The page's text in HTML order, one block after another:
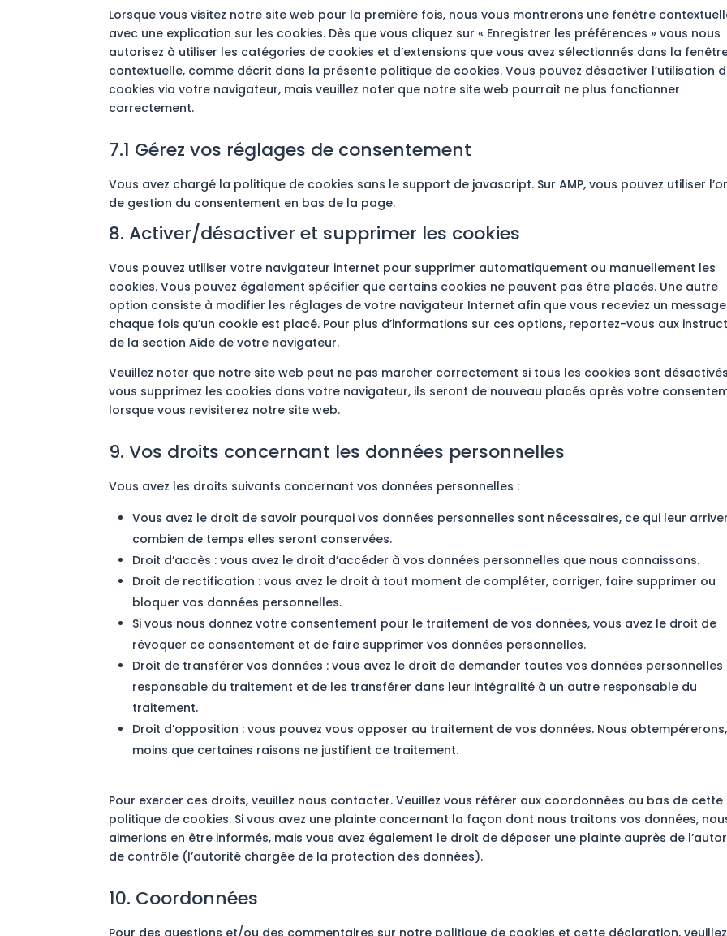
Lorsque vous visitez notre site web pour la première fois, nous vous montrerons une fenêtre
avec une explication sur les cookies. Dès que vous cliquez sur « Enregistrer les préférences » vous nous
autorisez à utiliser les catégories de cookies et d’extensions que vous avez sélectionnés dans la
contextuelle, comme décrit dans la présente politique de cookies. Vous pouvez désactiver l’utilisation
cookies via votre navigateur, mais veuillez noter que notre site web pourrait ne plus fonctionner
correctement.
7.1 Gérez vos réglages de consentement
Vous avez chargé la politique de cookies sans le support de javascript. Sur AMP, vous pouvez utiliser
de gestion du consentement en bas de la page.
8. Activer/désactiver et supprimer les cookies
Vous pouvez utiliser votre navigateur internet pour supprimer automatiquement ou manuellement les
cookies. Vous pouvez également spécifier que certains cookies ne peuvent pas être placés. Une autre
option consiste à modifier les réglages de votre navigateur Internet afin que vous receviez un
chaque fois qu’un cookie est placé. Pour plus d’informations sur ces options, reportez-vous aux
de la section Aide de votre navigateur.
Veuillez noter que notre site web peut ne pas marcher correctement si tous les cookies sont
vous supprimez les cookies dans votre navigateur, ils seront de nouveau placés après votre
lorsque vous revisiterez notre site web.
9. Vos droits concernant les données personnelles
Vous avez les droits suivants concernant vos données personnelles :
Vous avez le droit de savoir pourquoi vos données personnelles sont nécessaires, ce qui leur
combien de temps elles seront conservées.
Droit d’accès : vous avez le droit d’accéder à vos données personnelles que nous connaissons.
Droit de rectification : vous avez le droit à tout moment de compléter, corriger, faire supprimer ou
bloquer vos données personnelles.
Si vous nous donnez votre consentement pour le traitement de vos données, vous avez le droit de
révoquer ce consentement et de faire supprimer vos données personnelles.
Droit de transférer vos données : vous avez le droit de demander toutes vos données personnelles
responsable du traitement et de les transférer dans leur intégralité à un autre responsable du
traitement.
Droit d’opposition : vous pouvez vous opposer au traitement de vos données. Nous
moins que certaines raisons ne justifient ce traitement.
Pour exercer ces droits, veuillez nous contacter. Veuillez vous référer aux coordonnées au bas de cette
politique de cookies. Si vous avez une plainte concernant la façon dont nous traitons vos données,
aimerions en être informés, mais vous avez également le droit de déposer une plainte auprès de
de contrôle (l’autorité chargée de la protection des données).
10. Coordonnées